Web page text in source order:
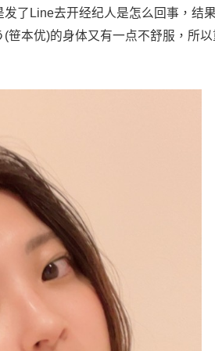
了Line去开经纪人是怎么回事，结
本优)的身体又有一点不舒服，所